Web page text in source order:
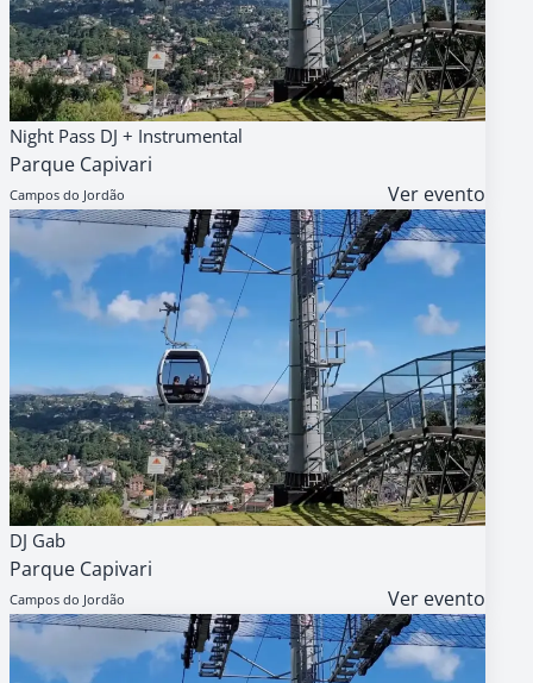
07
AGO
18h
AGENDA
GRATUITO
Night Pass DJ + Instrumental
Parque Capivari
Campos do Jordão Ver evento
07
14h
AGENDA
GRATUITO
DJ Gab
Parque Capivari
Campos do Jordão Ver evento